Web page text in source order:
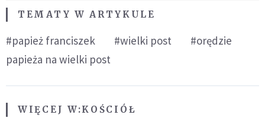
TEMATY W ARTYKULE
#papież franciszek #wielki post
#orędzie
papieża na wielki post
WIĘCEJ W:KOŚCIÓŁ